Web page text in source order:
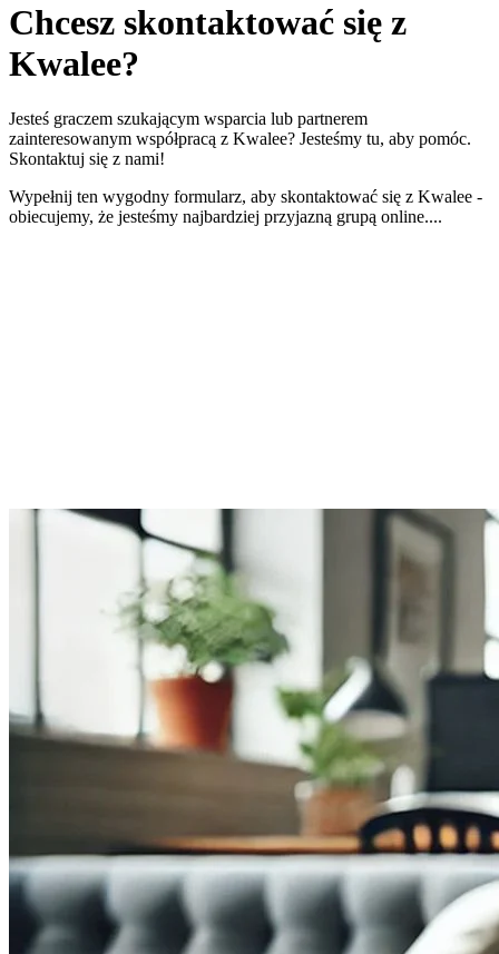
Chcesz skontaktować się z
Kwalee?
Jesteś graczem szukającym wsparcia lub partnerem
zainteresowanym współpracą z Kwalee? Jesteśmy tu, aby pomóc.
Skontaktuj się z nami!
Wypełnij ten wygodny formularz, aby skontaktować się z Kwalee -
obiecujemy, że jesteśmy najbardziej przyjazną grupą online....